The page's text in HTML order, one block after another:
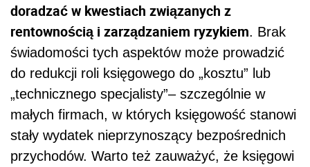
doradzać w kwestiach związanych z
rentownością i zarządzaniem ryzykiem. Brak
świadomości tych aspektów może prowadzić
do redukcji roli księgowego do „kosztu” lub
„technicznego specjalisty”– szczególnie w
małych firmach, w których księgowość stanowi
stały wydatek nieprzynoszący bezpośrednich
przychodów. Warto też zauważyć, że księgowi